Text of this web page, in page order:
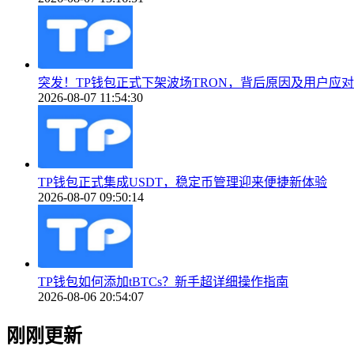
突发！TP钱包正式下架波场TRON，背后原因及用户应
2026-08-07 11:54:30
TP钱包正式集成USDT，稳定币管理迎来便捷新体验
2026-08-07 09:50:14
TP钱包如何添加tBTCs？新手超详细操作指南
2026-08-06 20:54:07
刚刚更新